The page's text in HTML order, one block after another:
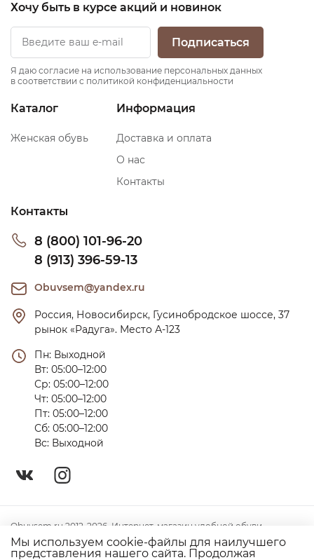
Хочу быть в курсе акций и новинок
Подписаться
Я даю согласие на использование персональных данных
в соответствии с политикой конфиденциальности
Каталог
Женская обувь
Информация
Доставка и оплата
О нас
Контакты
Контакты
8 (800) 101-96-20
8 (913) 396-59-13
Obuvsem@yandex.ru
Россия, Новосибирск, Гусинобродское шоссе, 37
рынок «Радуга». Место А-123
Пн: Выходной
Вт: 05:00–12:00
Ср: 05:00–12:00
Чт: 05:00–12:00
Пт: 05:00–12:00
Сб: 05:00–12:00
Вс: Выходной
Obuvsem.ru 2012-2026. Интернет-магазин удобной обуви
Политика конфиденциальности
Мы используем cookie-файлы для наилучшего
представления нашего сайта. Продолжая